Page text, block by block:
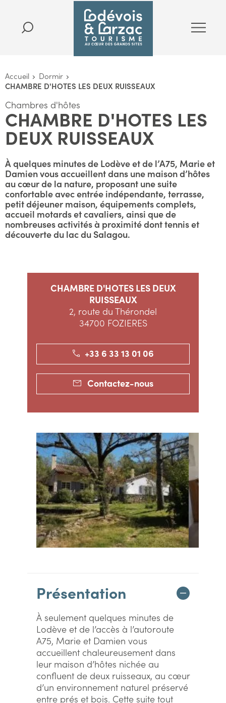
Accueil
Dormir
CHAMBRE D'HOTES LES DEUX RUISSEAUX
Chambres d'hôtes
CHAMBRE D'HOTES LES
DEUX RUISSEAUX
À quelques minutes de Lodève et de l’A75, Marie et
Damien vous accueillent dans une maison d’hôtes
au cœur de la nature, proposant une suite
confortable avec entrée indépendante, terrasse,
petit déjeuner maison, équipements complets,
accueil motards et cavaliers, ainsi que de
nombreuses activités à proximité dont tennis et
découverte du lac du Salagou.
CHAMBRE D'HOTES LES DEUX
RUISSEAUX
2, route du Thérondel
34700 FOZIERES
+33 6 33 13 01 06
Contactez-nous
Présentation
À seulement quelques minutes de
Lodève et de l’accès à l’autoroute
A75, Marie et Damien vous
accueillent chaleureusement dans
leur maison d’hôtes nichée au
confluent de deux ruisseaux, au cœur
d’un environnement naturel préservé
entre prés et bois. Cette suite tout